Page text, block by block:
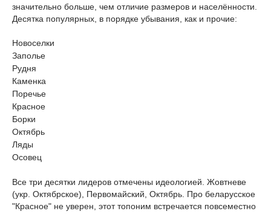
значительно больше, чем отличие размеров и населённости.
Десятка популярных, в порядке убывания, как и прочие:
Новоселки
Заполье
Рудня
Каменка
Поречье
Красное
Борки
Октябрь
Ляды
Осовец
Все три десятки лидеров отмечены идеологией. Жовтневе
(укр. Октябрское), Первомайский, Октябрь. Про беларусское
"Красное" не уверен, этот топоним встречается повсеместно